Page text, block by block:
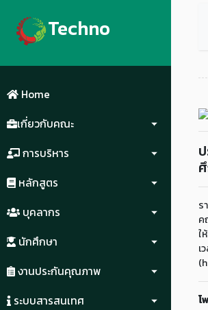
Techno
Home
เกี่ยวกับคณะ
การบริหาร
หลักสูตร
บุคลากร
นักศึกษา
งานประกันคุณภาพ
ระบบสารสนเทศ
ร
ค
ใ
เ
โ